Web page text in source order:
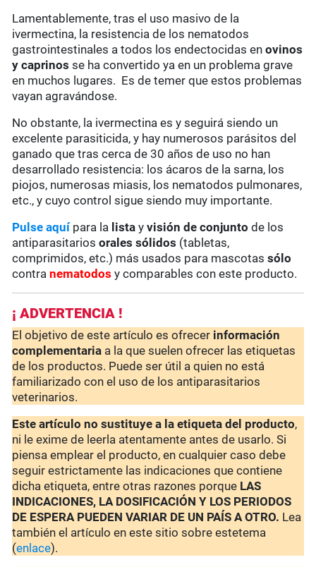
Lamentablemente, tras el uso masivo de la
ivermectina, la resistencia de los nematodos
gastrointestinales a todos los endectocidas enovinos
y caprinos se ha convertido ya en un problema grave
en muchos lugares. Es de temer que estos problemas
vayan agravándose.
No obstante, la ivermectina es y seguirá siendo un
excelente parasiticida, y hay numerosos parásitos del
ganado que tras cerca de 30 años de uso no han
desarrollado resistencia: los ácaros de la sarna, los
piojos, numerosas miasis, los nematodos pulmonares,
etc., y cuyo control sigue siendo muy importante.
Pulse aquípara la lista yvisión de conjunto de los
antiparasitariosorales sólidos (tabletas,
comprimidos, etc.) más usados para mascotassólo
contranematodosy comparables con este producto.
¡ ADVERTENCIA !
El objetivo de este artículo es ofrecer información
complementaria a la que suelen ofrecer las etiquetas
de los productos. Puede ser útil a quien no está
familiarizado con el uso de los antiparasitarios
veterinarios.
Este artículo no sustituye a la etiqueta del producto,
ni le exime de leerla atentamente antes de usarlo. Si
piensa emplear el producto, en cualquier caso debe
seguir estrictamente las indicaciones que contiene
dicha etiqueta, entre otras razones porque LAS
INDICACIONES, LA DOSIFICACIÓN Y LOS PERIODOS
DE ESPERA PUEDEN VARIAR DE UN PAÍS A OTRO. Lea
también el artículo en este sitio sobre estetema
(enlace).